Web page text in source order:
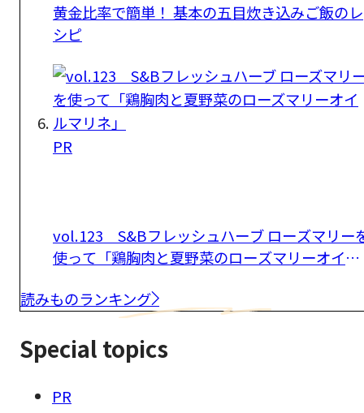
黄金比率で簡単！ 基本の五目炊き込みご飯のレ
シピ
PR
vol.123 S&Bフレッシュハーブ ローズマリー
使って「鶏胸肉と夏野菜のローズマリーオイル
読みものランキング
Special topics
PR